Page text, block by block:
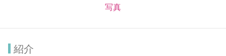
写真
紹介